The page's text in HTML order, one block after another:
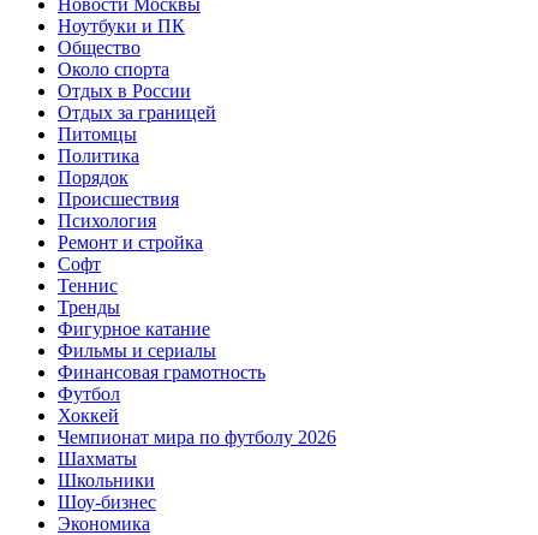
Ноутбуки и ПК
Общество
Около спорта
Отдых в России
Отдых за границей
Питомцы
Политика
Порядок
Происшествия
Психология
Ремонт и стройка
Софт
Теннис
Тренды
Фигурное катание
Фильмы и сериалы
Финансовая грамотность
Футбол
Хоккей
Чемпионат мира по футболу 2026
Шахматы
Школьники
Шоу-бизнес
Экономика